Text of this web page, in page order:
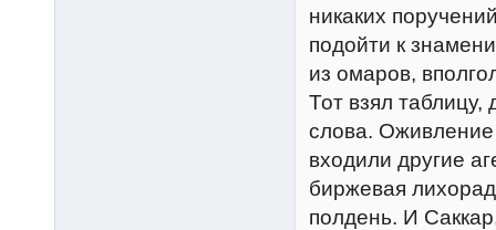
никаких
подойти к
из омаров,
Тот взял таблицу,
слова.
входили другие
биржевая
полдень. И